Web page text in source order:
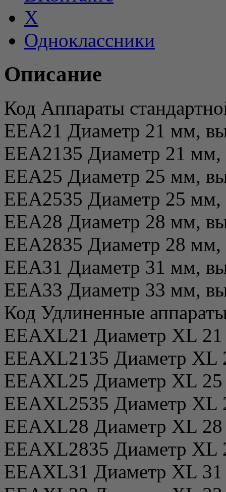
X
Одноклассники
Описание
Код Аппараты
EEA21 Диаметр 21 мм,
EEA2135 Диаметр 21 мм,
EEA25 Диаметр 25 мм,
EEA2535 Диаметр 25 мм,
EEA28 Диаметр 28 мм,
EEA2835 Диаметр 28 мм,
EEA31 Диаметр 31 мм,
EEA33 Диаметр 33 мм,
Код Удлиненные
EEAXL21 Диаметр XL
EEAXL2135 Диаметр XL
EEAXL25 Диаметр XL
EEAXL2535 Диаметр XL
EEAXL28 Диаметр XL
EEAXL2835 Диаметр XL
EEAXL31 Диаметр XL